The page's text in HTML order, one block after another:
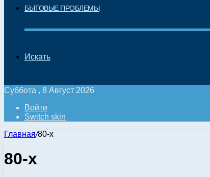
БЫТОВЫЕ ПРОБЛЕМЫ
Искать
Суббота , 8 Август 2026
Войти
Switch skin
Главная/80-х
80-х